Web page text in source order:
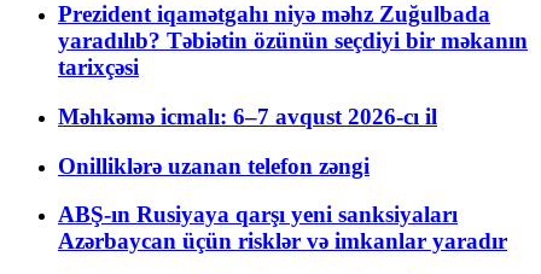
Prezident iqamətgahı niyə məhz Zuğulbada
yaradılıb? Təbiətin özünün seçdiyi bir məkanın
tarixçəsi
Məhkəmə icmalı: 6–7 avqust 2026-cı il
Onilliklərə uzanan telefon zəngi
ABŞ-ın Rusiyaya qarşı yeni sanksiyaları
Azərbaycan üçün risklər və imkanlar yaradır